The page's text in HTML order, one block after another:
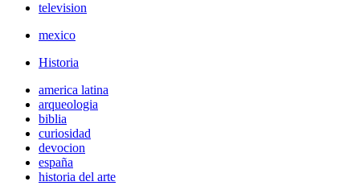
television
mexico
Historia
america latina
arqueologia
biblia
curiosidad
devocion
españa
historia del arte